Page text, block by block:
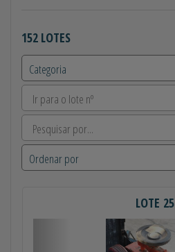
152 LOTES
LOTE 25